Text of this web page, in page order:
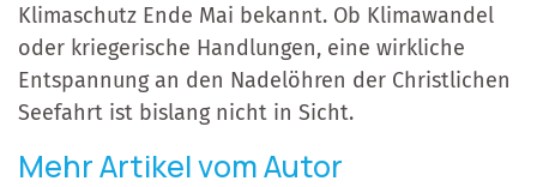
Klimaschutz Ende Mai bekannt. Ob Klimawandel
oder kriegerische Handlungen, eine wirkliche
Entspannung an den Nadelöhren der Christlichen
Seefahrt ist bislang nicht in Sicht.
Mehr Artikel vom Autor